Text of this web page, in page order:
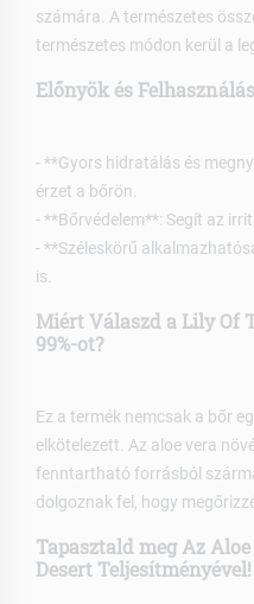
számára. A természetes
természetes módon kerül a
Előnyök és
- **Gyors hidratálás és
érzet a bőrön.
- **Bőrvédelem**: Segít az
- **Széleskörű
is.
Miért Válaszd a Lily Of
99%-ot?
Ez a termék nemcsak a bőr
elkötelezett. Az aloe vera
fenntartható forrásból
dolgoznak fel, hogy
Tapasztald meg Az
Desert Teljesítményével!